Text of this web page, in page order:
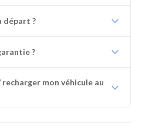
départ ?
?
mon véhicule au